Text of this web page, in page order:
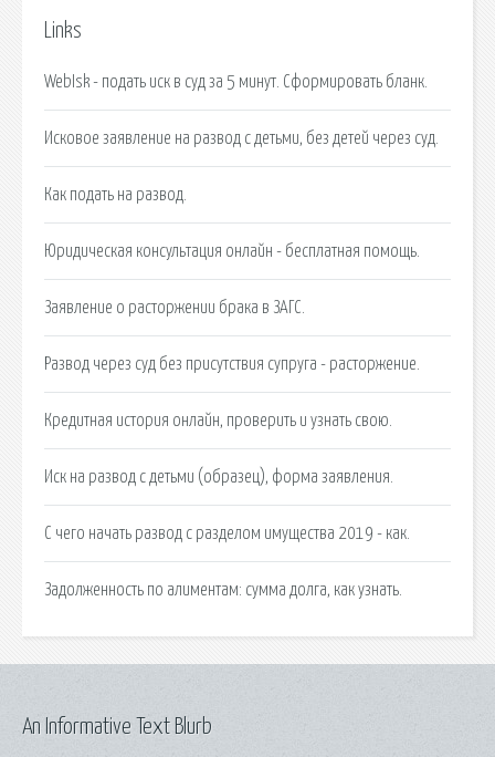
Links
WebIsk - подать иск в суд за 5 минут. Сформировать бланк.
Исковое заявление на развод с детьми, без детей через суд.
Как подать на развод.
Юридическая консультация онлайн - бесплатная помощь.
Заявление о расторжении брака в ЗАГС.
Развод через суд без присутствия супруга - расторжение.
Кредитная история онлайн, проверить и узнать свою.
Иск на развод с детьми (образец), форма заявления.
С чего начать развод с разделом имущества 2019 - как.
Задолженность по алиментам: сумма долга, как узнать.
An Informative Text Blurb